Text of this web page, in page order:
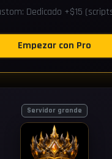
Dedicado +$15
Empezar con Pro
Servidor grande